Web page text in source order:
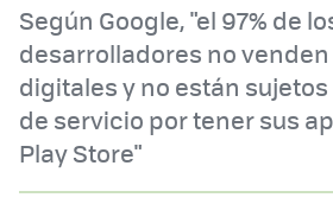
Según Google, "el 97% de
desarrolladores no
digitales y no están
de servicio por tener sus
Play Store"